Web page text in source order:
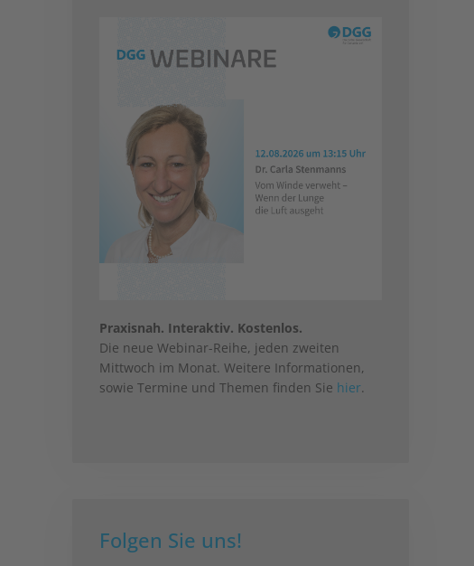
Praxisnah. Interaktiv. Kostenlos.
Die neue Webinar-Reihe, jeden zweiten
Mittwoch im Monat. Weitere Informationen,
sowie Termine und Themen finden Sie hier.
Folgen Sie uns!